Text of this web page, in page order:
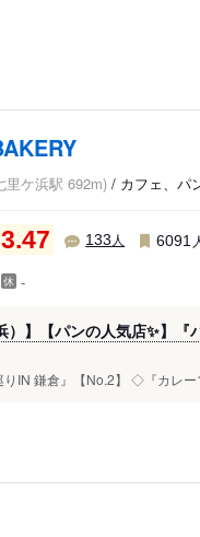
里ケ浜駅 692m) / カフェ、パ
3.47 133 人 6091
-
）】【パンの人気店✨】
りIN 鎌倉』【No.2】 ◇『カレ